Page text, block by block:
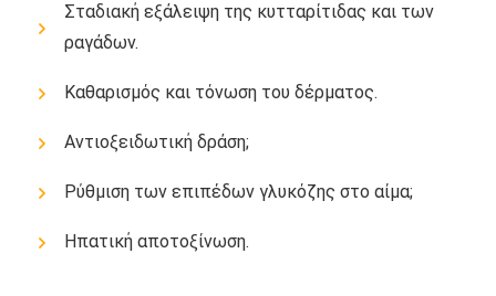
Σταδιακή εξάλειψη της κυτταρίτιδας και των
ραγάδων.
Καθαρισμός και τόνωση του δέρματος.
Αντιοξειδωτική δράση;
Ρύθμιση των επιπέδων γλυκόζης στο αίμα;
Ηπατική αποτοξίνωση.